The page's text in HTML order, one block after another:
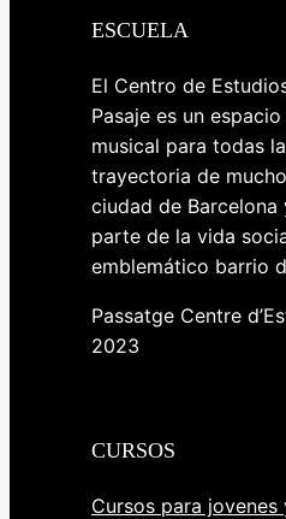
ESCUELA
El Centro de
Pasaje es un
musical para todas
trayectoria de
ciudad de Barcelona
parte de la vida
emblemático barrio
Passatge Centre
2023
CURSOS
Cursos para jovenes